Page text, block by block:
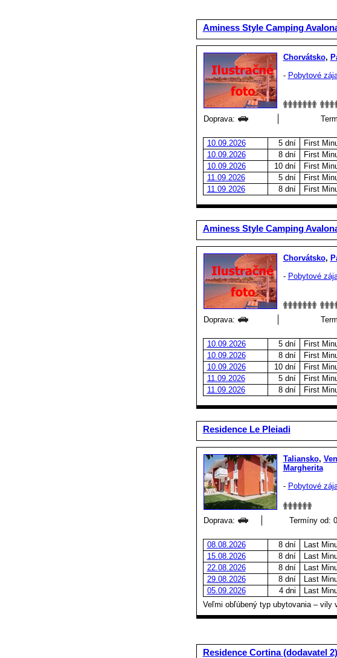
Aminess Style Camping
Chorvátsko,
- Pobytové
Doprava:
10.09.2026 5 dní First
10.09.2026
8 dní First
10.09.2026
10 dní First
11.09.2026
5 dní First
11.09.2026
8 dní First
Aminess Style Camping
Chorvátsko,
- Pobytové
Doprava:
10.09.2026 5 dní First
10.09.2026
8 dní First
10.09.2026
10 dní First
11.09.2026
5 dní First
11.09.2026
8 dní First
Residence Le Pleiadi
Taliansko,
Margherita
- Pobytové
Doprava:
Termíny od:
08.08.2026 8 dní Last
15.08.2026
8 dní Last
22.08.2026
8 dní Last
29.08.2026
8 dní Last
05.09.2026
4 dni Last
Veľmi obľúbený typ ubytovania – vily
Residence Cortina (dodavatel 2)